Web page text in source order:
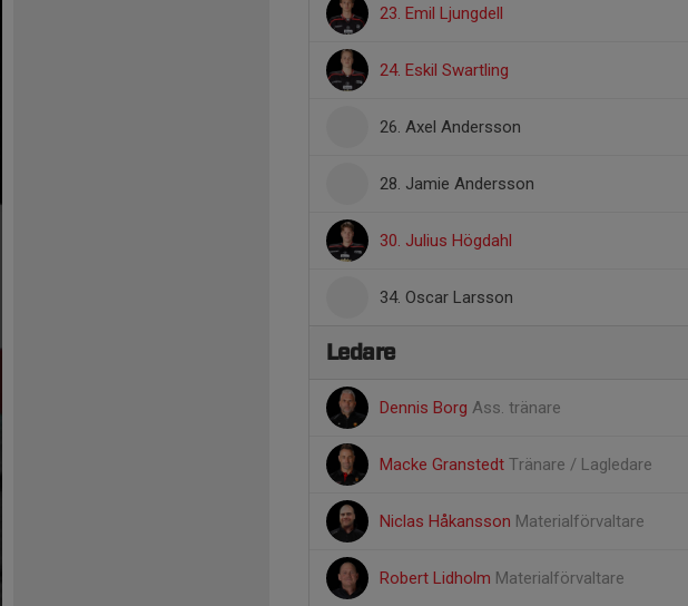
23. Emil Ljungdell
24. Eskil Swartling
26. Axel Andersson
28. Jamie Andersson
30. Julius Högdahl
34. Oscar Larsson
Ledare
Dennis Borg Ass. tränare
Macke Granstedt Tränare / Lagledare
Niclas Håkansson Materialförvaltare
Robert Lidholm Materialförvaltare